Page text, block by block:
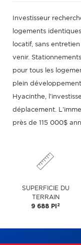
Investisseur
logements
locatif, sans
venir.
pour tous les
plein
Hyacinthe,
déplacement.
près de 115 000$
SUPERFICIE DU
TERRAIN
9 688 PI 2